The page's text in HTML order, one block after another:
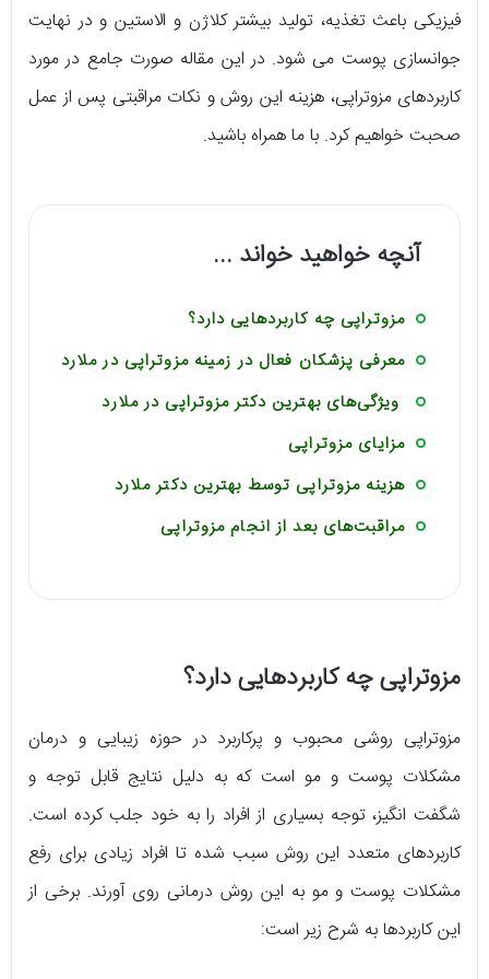
فیزیکی باعث تغذیه، تولید بیشتر کلاژن و الاستین و در نهایت
جوانسازی پوست می شود. در این مقاله صورت جامع در مورد
کاربردهای مزوتراپی، هزینه این روش و نکات مراقبتی پس از عمل
صحبت خواهیم کرد. با ما همراه باشید.
آنچه خواهید خواند ...
مزوتراپی چه کاربردهایی دارد؟
معرفی پزشکان فعال در زمینه مزوتراپی در ملارد
ویژگی‌های بهترین دکتر مزوتراپی در ملارد
مزایای مزوتراپی
هزینه مزوتراپی توسط بهترین دکتر ملارد
مراقبت‌های بعد از انجام مزوتراپی
مزوتراپی چه کاربردهایی دارد؟
مزوتراپی روشی محبوب و پرکاربرد در حوزه زیبایی و درمان
مشکلات پوست و مو است که به دلیل نتایج قابل توجه و
شگفت انگیز، توجه بسیاری از افراد را به خود جلب کرده است.
کاربردهای متعدد این روش سبب شده تا افراد زیادی برای رفع
مشکلات پوست و مو به این روش درمانی روی آورند. برخی از
این کاربردها به شرح زیر است: